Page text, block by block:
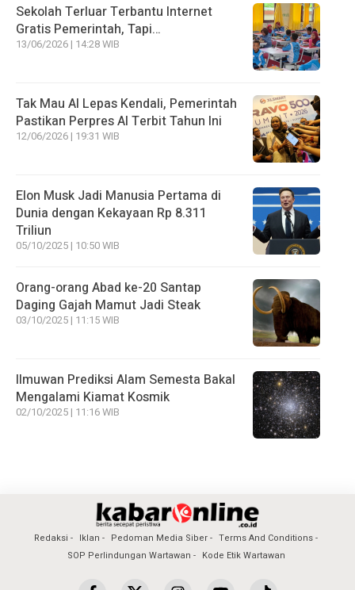
Sekolah Terluar Terbantu Internet
Gratis Pemerintah, Tapi…
13/06/2026 | 14:28 WIB
Tak Mau AI Lepas Kendali, Pemerintah
Pastikan Perpres AI Terbit Tahun Ini
12/06/2026 | 19:31 WIB
Elon Musk Jadi Manusia Pertama di
Dunia dengan Kekayaan Rp 8.311
Triliun
05/10/2025 | 10:50 WIB
Orang-orang Abad ke-20 Santap
Daging Gajah Mamut Jadi Steak
03/10/2025 | 11:15 WIB
Ilmuwan Prediksi Alam Semesta Bakal
Mengalami Kiamat Kosmik
02/10/2025 | 11:16 WIB
Redaksi Iklan Pedoman Media Siber
Terms And Conditions
SOP Perlindungan Wartawan
Kode Etik Wartawan